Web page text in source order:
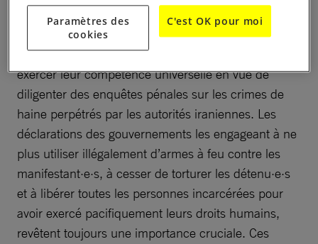
« La date anniversaire du mouvement de
contestation » Femme, Vie, Liberté » rappelle
fortement à tous les pays du monde qu’ils doivent
exercer leur compétence universelle en vue de
diligenter des enquêtes pénales sur les crimes de
haine perpétrés par les autorités iraniennes. Les
déclarations des gouvernements les engageant à ne
plus utiliser illégalement d’armes à feu contre les
manifestant·e·s, à cesser de torturer les détenu·e·s
et à libérer toutes les personnes incarcérées pour
avoir exercé pacifiquement leurs droits humains,
revêtent toujours une importance cruciale. Ces
Paramètres des
cookies
C'est OK pour moi